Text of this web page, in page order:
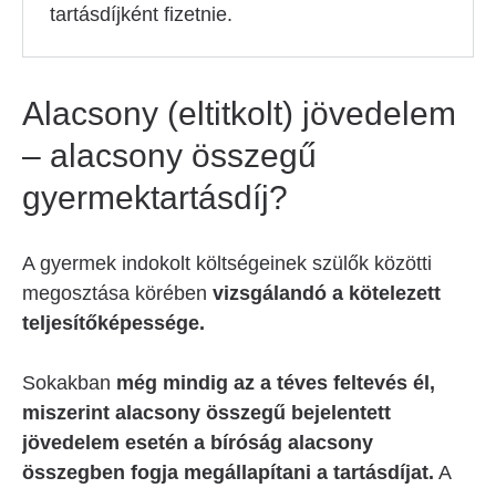
tartásdíjként fizetnie.
Alacsony (eltitkolt) jövedelem
– alacsony összegű
gyermektartásdíj?
A gyermek indokolt költségeinek szülők közötti
megosztása körében vizsgálandó a kötelezett
teljesítőképessége.
Sokakban még mindig az a téves feltevés él,
miszerint alacsony összegű bejelentett
jövedelem esetén a bíróság alacsony
összegben fogja megállapítani a tartásdíjat. A